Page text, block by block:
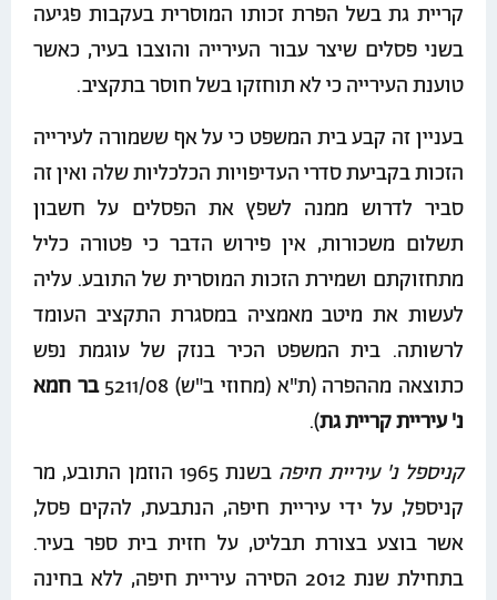
קריית גת בשל הפרת זכותו המוסרית בעקבות פגיעה
בשני פסלים שיצר עבור העירייה והוצבו בעיר, כאשר
טוענת העירייה כי לא תוחזקו בשל חוסר בתקציב.
בעניין זה קבע בית המשפט כי על אף ששמורה לעירייה
הזכות בקביעת סדרי העדיפויות הכלכליות שלה ואין זה
סביר לדרוש ממנה לשפץ את הפסלים על חשבון
תשלום משכורות, אין פירוש הדבר כי פטורה כליל
מתחזוקתם ושמירת הזכות המוסרית של התובע. עליה
לעשות את מיטב מאמציה במסגרת התקציב העומד
לרשותה. בית המשפט הכיר בנזק של עוגמת נפש
כתוצאה מההפרה (ת"א (מחוזי ב"ש) 5211/08
בר חמא
נ' עיריית קריית גת).
קניספל נ' עיריית חיפה
בשנת 1965 הוזמן התובע, מר
קניספל, על ידי עיריית חיפה, הנתבעת, להקים פסל,
אשר בוצע בצורת תבליט, על חזית בית ספר בעיר.
בתחילת שנת 2012 הסירה עיריית חיפה, ללא בחינה